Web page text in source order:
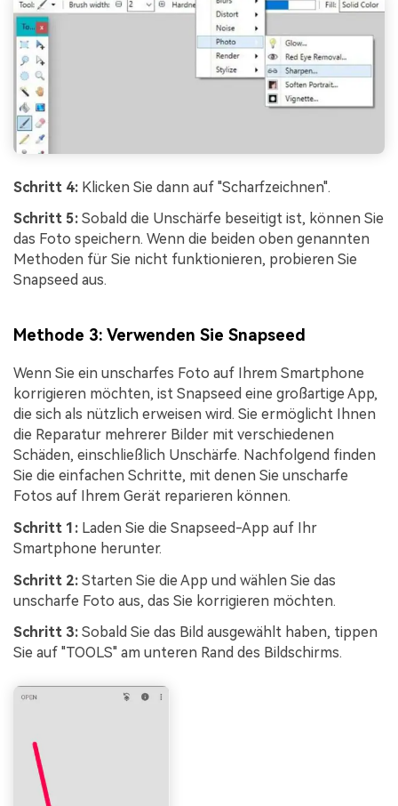
Schritt 4: Klicken Sie dann auf "Scharfzeichnen".
Schritt 5: Sobald die Unschärfe beseitigt ist, können Sie
das Foto speichern. Wenn die beiden oben genannten
Methoden für Sie nicht funktionieren, probieren Sie
Snapseed aus.
Methode 3: Verwenden Sie Snapseed
Wenn Sie ein unscharfes Foto auf Ihrem Smartphone
korrigieren möchten, ist Snapseed eine großartige App,
die sich als nützlich erweisen wird. Sie ermöglicht Ihnen
die Reparatur mehrerer Bilder mit verschiedenen
Schäden, einschließlich Unschärfe. Nachfolgend finden
Sie die einfachen Schritte, mit denen Sie unscharfe
Fotos auf Ihrem Gerät reparieren können.
Schritt 1: Laden Sie die Snapseed-App auf Ihr
Smartphone herunter.
Schritt 2: Starten Sie die App und wählen Sie das
unscharfe Foto aus, das Sie korrigieren möchten.
Schritt 3: Sobald Sie das Bild ausgewählt haben, tippen
Sie auf "TOOLS" am unteren Rand des Bildschirms.